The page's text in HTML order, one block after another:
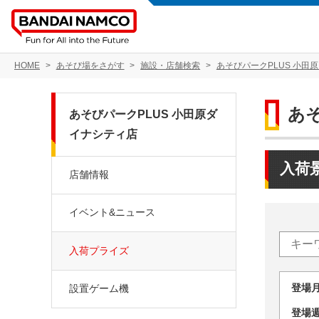
HOME あそび場をさがす 施設・店舗検索 あそびパークPLUS 小田
あ
入荷
登
登
あそびパークPLUS 小田原ダ
イナシティ店
店舗情報
イベント&ニュース
入荷プライズ
設置ゲーム機